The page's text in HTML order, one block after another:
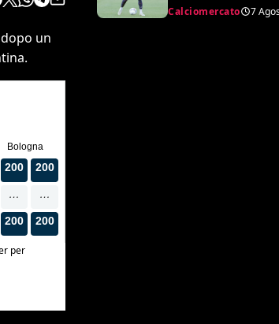
un
Calciomercato 7